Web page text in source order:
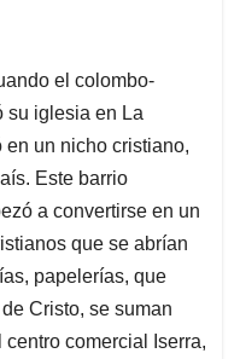
el colombo-
su iglesia en La
un nicho cristiano,
Este barrio
a convertirse en un
que se abrían
papelerías, que
Cristo, se suman
centro comercial Iserra,